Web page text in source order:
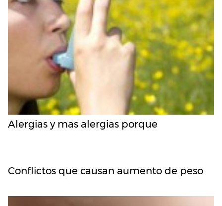
Alergias y mas alergias porque
Conflictos que causan aumento de peso